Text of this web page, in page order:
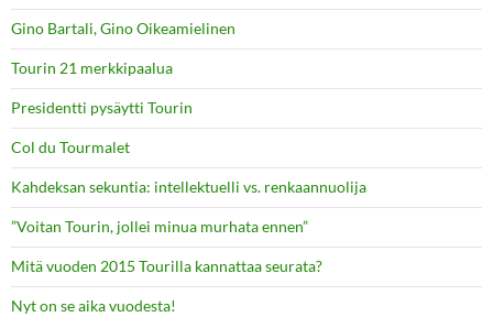
Gino Bartali, Gino Oikeamielinen
Tourin 21 merkkipaalua
Presidentti pysäytti Tourin
Col du Tourmalet
Kahdeksan sekuntia: intellektuelli vs. renkaannuolija
”Voitan Tourin, jollei minua murhata ennen”
Mitä vuoden 2015 Tourilla kannattaa seurata?
Nyt on se aika vuodesta!